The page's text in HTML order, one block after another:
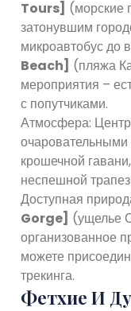
Tours] (морские
затонувшим
микроавтобус до
Beach] (пляжа
мероприятия –
с попутчиками.
Атмосфера:
крошечной
неспешной
Доступная
Gorge] (ущелье
организованное
можете
трекинга.
Фетхие И